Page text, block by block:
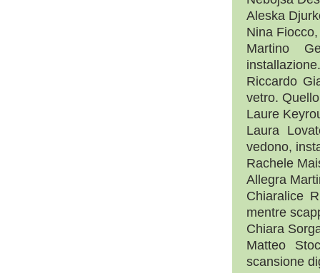
Aleska
Nina
Martino
installazione.
Riccardo
vetro.
Laure
Laura
vedono,
Rachele
Allegra
Chiaralice
mentre
Chiara
Matteo
scansione